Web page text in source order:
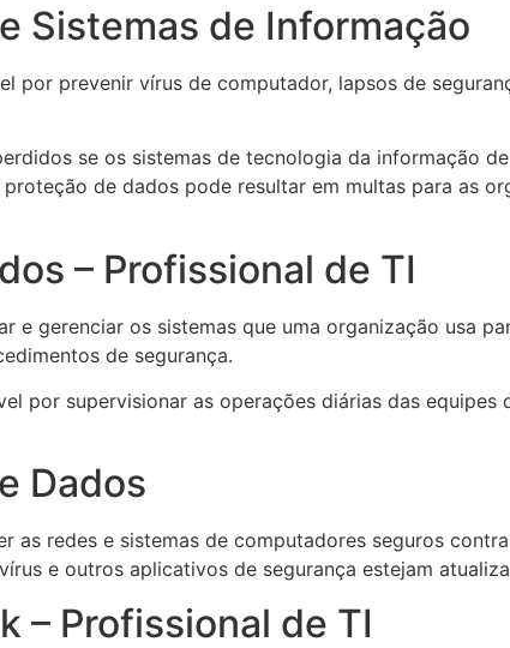
Sistemas de Informação
por prevenir vírus de computador, lapsos de
se os sistemas de tecnologia da informação
de dados pode resultar em multas para as
– Profissional de TI
e gerenciar os sistemas que uma organização usa
de segurança.
por supervisionar as operações diárias das
Dados
as redes e sistemas de computadores seguros
e outros aplicativos de segurança estejam
– Profissional de TI